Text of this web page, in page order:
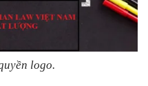
logo.